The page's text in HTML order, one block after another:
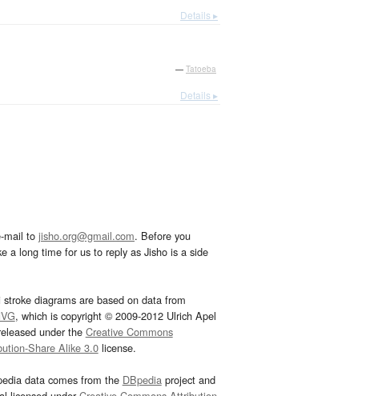
Details ▸
— Tatoeba
Details ▸
mail to jisho.org@gmail.com. Before you
a long time for us to reply as Jisho is a side
stroke diagrams are based on data from
, which is copyright © 2009-2012 Ulrich Apel
under the Creative Commons
Share Alike 3.0license.
data comes from the DBpediaproject and